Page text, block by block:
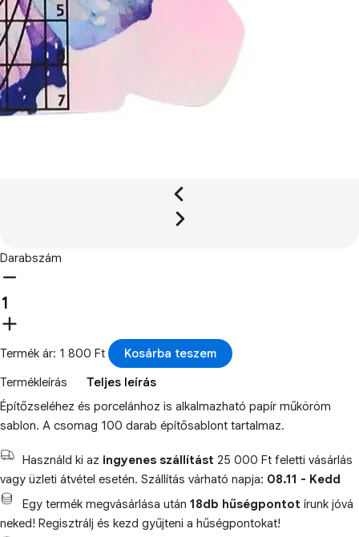
Darabszám
Termék ár: 1 800 Ft
Kosárba teszem
Termékleírás
Teljes leírás
Építőzseléhez és porcelánhoz is alkalmazható papír műköröm
sablon. A csomag 100 darab építősablont tartalmaz.
Használd ki az ingyenes szállítást 25 000 Ft feletti vásárlás
vagy üzleti átvétel esetén. Szállítás várható napja: 08.11 - Kedd
Egy termék megvásárlása után 18db hűségpontot írunk jóvá
neked! Regisztrálj és kezd gyűjteni a hűségpontokat!